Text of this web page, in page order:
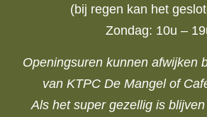
(bij regen kan het
Zondag: 10u –
Openingsuren kunnen afwijken
van KTPC De Mangel of
Als het super gezellig is